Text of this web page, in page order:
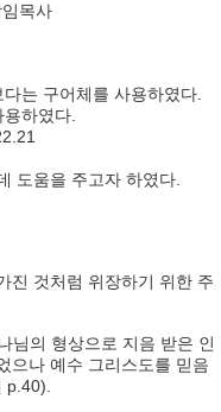
목사
는 구어체를 사용하였다.
하였다.
도움을 주고자 하였다.
진 것처럼 위장하기 위한 주
님의 형상으로 지음 받은 인
으나 예수 그리스도를 믿음
p.40).